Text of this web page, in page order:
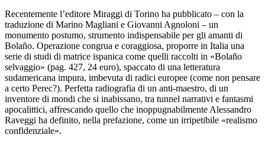
Recentemente l’editore Miraggi di Torino ha pubblicato – con la
traduzione di Marino Magliani e Giovanni Agnoloni – un
monumento postumo, strumento indispensabile per gli amanti di
Bolaño. Operazione congrua e coraggiosa, proporre in Italia una
serie di studi di matrice ispanica come quelli raccolti in «Bolaño
selvaggio» (pag. 427, 24 euro), spaccato di una letteratura
sudamericana impura, imbevuta di radici europee (come non pensare
a certo Perec?). Perfetta radiografia di un anti-maestro, di un
inventore di mondi che si inabissano, tra tunnel narrativi e fantasmi
apocalittici, affrescando quello che inoppugnabilmente Alessandro
Raveggi ha definito, nella prefazione, come un irripetibile «realismo
confidenziale».